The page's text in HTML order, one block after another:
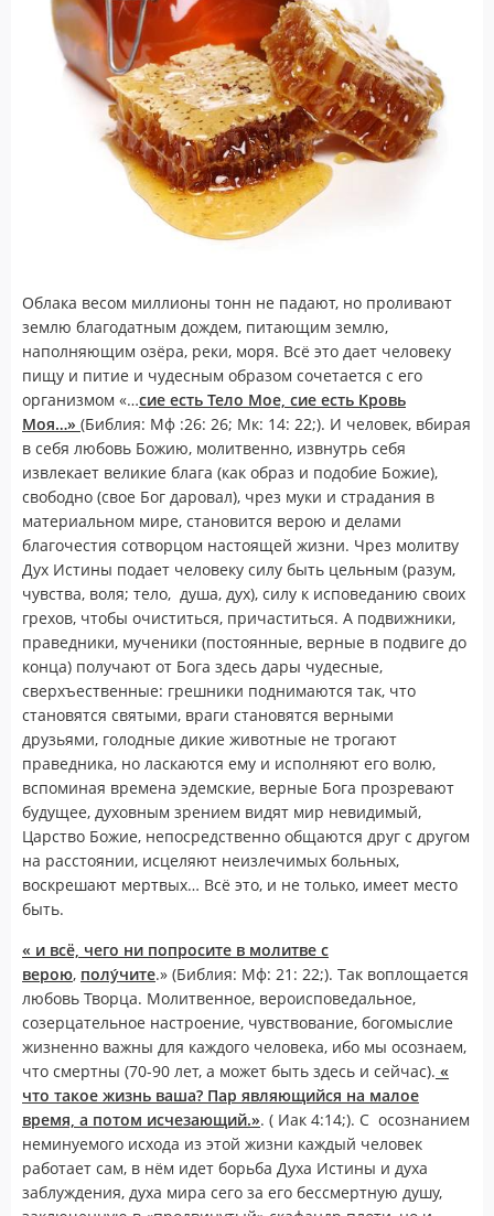
Облака весом миллионы тонн не падают, но проливают
землю благодатным дождем, питающим землю,
наполняющим озёра, реки, моря. Всё это дает человеку
пищу и питие и чудесным образом сочетается с его
организмом «…сие есть Тело Мое, сие есть Кровь
Моя…» (Библия: Мф :26: 26; Мк: 14: 22;). И человек, вбирая
в себя любовь Божию, молитвенно, извнутрь себя
извлекает великие блага (как образ и подобие Божие),
свободно (свое Бог даровал), чрез муки и страдания в
материальном мире, становится верою и делами
благочестия сотворцом настоящей жизни. Чрез молитву
Дух Истины подает человеку силу быть цельным (разум,
чувства, воля; тело, душа, дух), силу к исповеданию своих
грехов, чтобы очиститься, причаститься. А подвижники,
праведники, мученики (постоянные, верные в подвиге до
конца) получают от Бога здесь дары чудесные,
сверхъественные: грешники поднимаются так, что
становятся святыми, враги становятся верными
друзьями, голодные дикие животные не трогают
праведника, но ласкаются ему и исполняют его волю,
вспоминая времена эдемские, верные Бога прозревают
будущее, духовным зрением видят мир невидимый,
Царство Божие, непосредственно общаются друг с другом
на расстоянии, исцеляют неизлечимых больных,
воскрешают мертвых… Всё это, и не только, имеет место
быть.
« и всё, чего ни попросите в молитве с
верою, полу́чите.» (Библия: Мф: 21: 22;). Так воплощается
любовь Творца. Молитвенное, вероисповедальное,
созерцательное настроение, чувствование, богомыслие
жизненно важны для каждого человека, ибо мы осознаем,
что смертны (70-90 лет, а может быть здесь и сейчас). «
что такое жизнь ваша? Пар являющийся на малое
время, а потом исчезающий.». ( Иак 4:14;). С осознанием
неминуемого исхода из этой жизни каждый человек
работает сам, в нём идет борьба Духа Истины и духа
заблуждения, духа мира сего за его бессмертную душу,